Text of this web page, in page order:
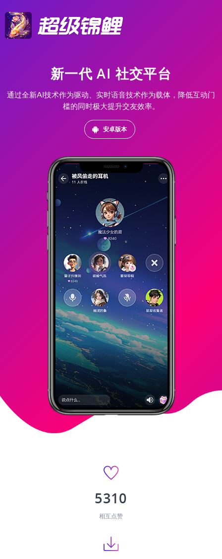
新一代 AI 社交平台
通过全新AI技术作为驱动、实时语音技术作为载体，降低互动门
槛的同时极大提升交友效率。
安卓版本
5310
相互点赞